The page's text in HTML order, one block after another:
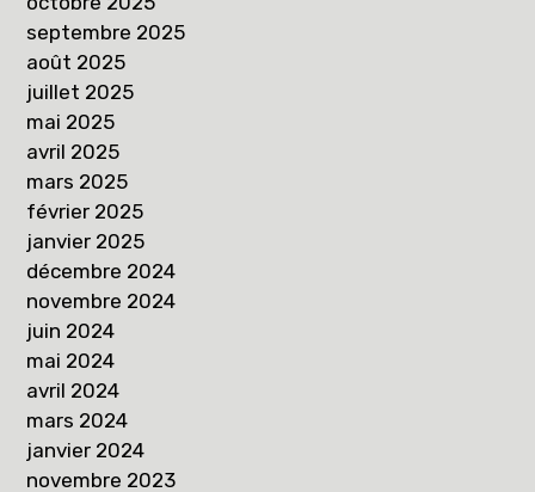
septembre 2025
août 2025
juillet 2025
mai 2025
avril 2025
mars 2025
février 2025
janvier 2025
décembre 2024
novembre 2024
juin 2024
mai 2024
avril 2024
mars 2024
janvier 2024
novembre 2023